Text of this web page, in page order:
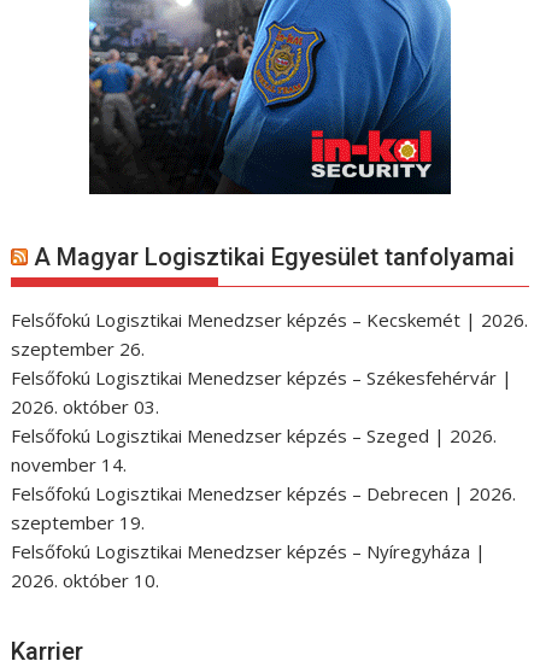
A Magyar Logisztikai Egyesület tanfolyamai
Felsőfokú Logisztikai Menedzser képzés – Kecskemét | 2026.
szeptember 26.
Felsőfokú Logisztikai Menedzser képzés – Székesfehérvár |
2026. október 03.
Felsőfokú Logisztikai Menedzser képzés – Szeged | 2026.
november 14.
Felsőfokú Logisztikai Menedzser képzés – Debrecen | 2026.
szeptember 19.
Felsőfokú Logisztikai Menedzser képzés – Nyíregyháza |
2026. október 10.
Karrier